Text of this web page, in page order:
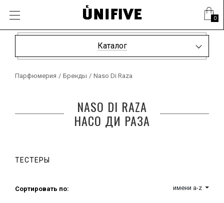
0
Каталог
Парфюмерия / Бренды / Naso Di Raza
NASO DI RAZA
НАСО ДИ РАЗА
ТЕСТЕРЫ
Сортировать по: имени a-z